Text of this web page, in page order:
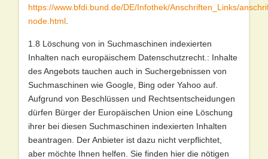
https://www.bfdi.bund.de/DE/Infothek/Anschriften_Links/
node.html.
1.8 Löschung von in Suchmaschinen indexierten
Inhalten nach europäischem Datenschutzrecht.: Inhalte
des Angebots tauchen auch in Suchergebnissen von
Suchmaschinen wie Google, Bing oder Yahoo auf.
Aufgrund von Beschlüssen und Rechtsentscheidungen
dürfen Bürger der Europäischen Union eine Löschung
ihrer bei diesen Suchmaschinen indexierten Inhalten
beantragen. Der Anbieter ist dazu nicht verpflichtet,
aber möchte Ihnen helfen. Sie finden hier die nötigen